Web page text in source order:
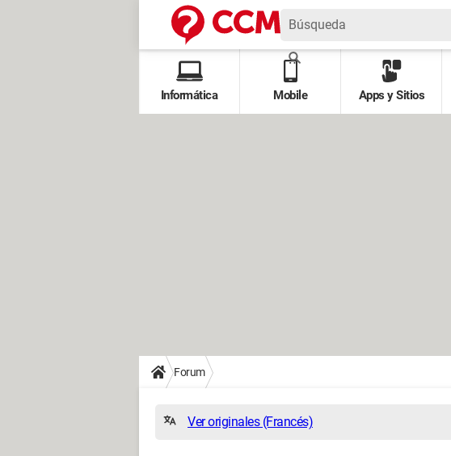
Informática Mobile Apps y Sitios
Forum
Ver originales (Francés)